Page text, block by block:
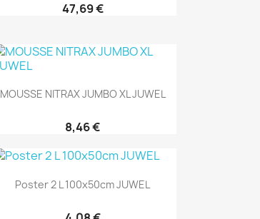
47,69 €
Aperçu rapide
MOUSSE NITRAX JUMBO XL JUWEL
8,46 €
Aperçu rapide
Poster 2 L 100x50cm JUWEL